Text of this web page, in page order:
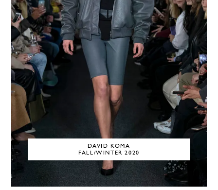
DAVID KOMA
FALL/WINTER 2020